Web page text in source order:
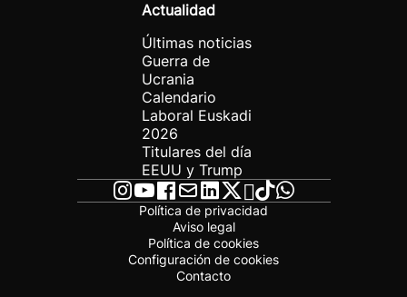
Actualidad
Últimas noticias
Guerra de
Ucrania
Calendario
Laboral Euskadi
2026
Titulares del día
EEUU y Trump
Política de privacidad
Aviso legal
Política de cookies
Configuración de cookies
Contacto